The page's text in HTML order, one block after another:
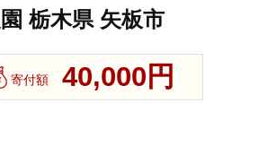
栃木県 矢板市
寄付額 40,000円